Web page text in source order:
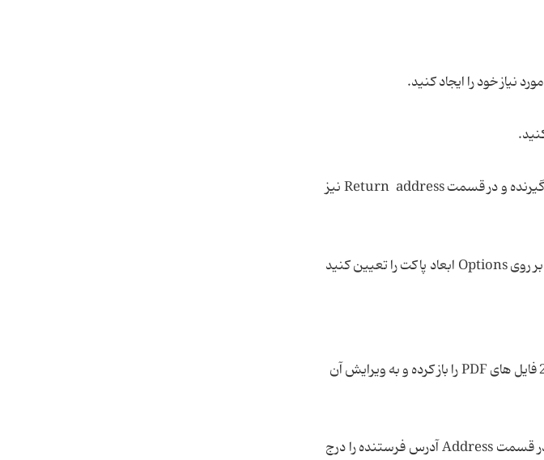
پنجره ای در مقابل شما باز می شود که می بایست در قسمت Delivery address آدرس گیرنده و در قسمت Return address نیز
برای تعیین محل قرار گرفتن پاکت روی کاغذ بهتر است به قسمت Feed بروید و با کلیک بر روی Options ابعاد پاکت را تعیین کنید
کسانی که با فایل های PDF زیاد سرو کار دارند از این پس می توانند با استفاده از ورد 2013 فایل های PDF را باز کرده و به ویرایش آن
برای این که بتوانید یک برچسب طراحی کنید در همین قسمت به تب Labels بروید و در قسمت Address آدرس فرستنده را درج